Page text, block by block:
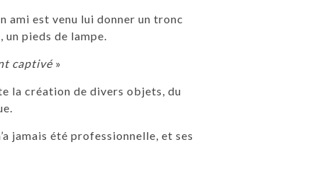
ami est venu lui donner un tronc
un pieds de lampe.
captivé»
la création de divers objets, du
jamais été professionnelle, et ses